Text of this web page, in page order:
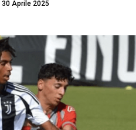
30 Aprile 2025